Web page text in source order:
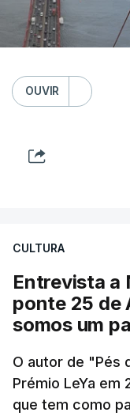
OUVIR
CULTURA
Entrevista a
ponte 25 de
somos um
O autor de "Pés
Prémio LeYa em
que tem como